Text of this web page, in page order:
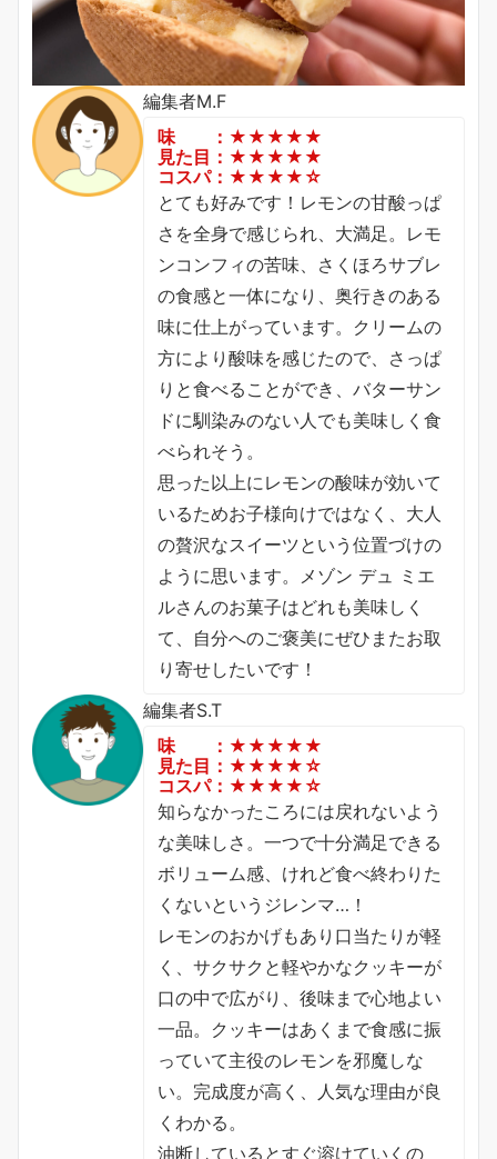
編集者M.F
味 ：★★★★★
見た目：★★★★★
コスパ：★★★★☆
とても好みです！レモンの甘酸っぱ
さを全身で感じられ、大満足。レモ
ンコンフィの苦味、さくほろサブレ
の食感と一体になり、奥行きのある
味に仕上がっています。クリームの
方により酸味を感じたので、さっぱ
りと食べることができ、バターサン
ドに馴染みのない人でも美味しく食
べられそう。
思った以上にレモンの酸味が効いて
いるためお子様向けではなく、大人
の贅沢なスイーツという位置づけの
ように思います。メゾン デュ ミエ
ルさんのお菓子はどれも美味しく
て、自分へのご褒美にぜひまたお取
り寄せしたいです！
編集者S.T
味 ：★★★★★
見た目：★★★★☆
コスパ：★★★★☆
知らなかったころには戻れないよう
な美味しさ。一つで十分満足できる
ボリューム感、けれど食べ終わりた
くないというジレンマ…！
レモンのおかげもあり口当たりが軽
く、サクサクと軽やかなクッキーが
口の中で広がり、後味まで心地よい
一品。クッキーはあくまで食感に振
っていて主役のレモンを邪魔しな
い。完成度が高く、人気な理由が良
くわかる。
油断しているとすぐ溶けていくの